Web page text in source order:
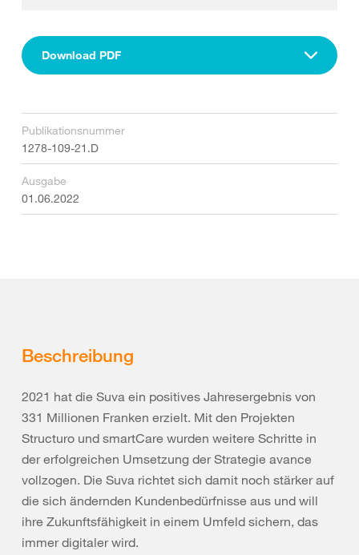
Download PDF
Publikationsnummer
1278-109-21.D
Ausgabe
01.06.2022
Beschreibung
2021 hat die Suva ein positives Jahresergebnis von
331 Millionen Franken erzielt. Mit den Projekten
Structuro und smartCare wurden weitere Schritte in
der erfolgreichen Umsetzung der Strategie avance
vollzogen. Die Suva richtet sich damit noch stärker auf
die sich ändernden Kundenbedürfnisse aus und will
ihre Zukunftsfähigkeit in einem Umfeld sichern, das
immer digitaler wird.